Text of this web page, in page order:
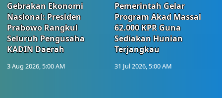
Gebrakan Ekonomi
Nasional: Presiden
Prabowo Rangkul
Seluruh Pengusaha
KADIN Daerah
3 Aug 2026, 5:00 AM
Pemerintah Gelar
Program Akad Massal
62.000 KPR Guna
Sediakan Hunian
Terjangkau
31 Jul 2026, 5:00 AM